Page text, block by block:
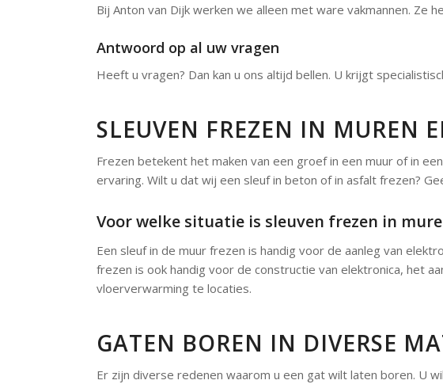
Bij Anton van Dijk werken we alleen met ware vakmannen. Ze
Antwoord op al uw vragen
Heeft u vragen? Dan kan u ons altijd bellen. U krijgt
SLEUVEN FREZEN IN MUREN
Frezen betekent het maken van een groef in een muur of in
ervaring. Wilt u dat wij een sleuf in beton of in asfalt frezen?
Voor welke situatie is sleuven frezen in
Een sleuf in de muur frezen is handig voor de aanleg van
frezen is ook handig voor de constructie van elektronica, het
vloerverwarming te locaties.
GATEN BOREN IN DIVERSE
Er zijn diverse redenen waarom u een gat wilt laten boren. U